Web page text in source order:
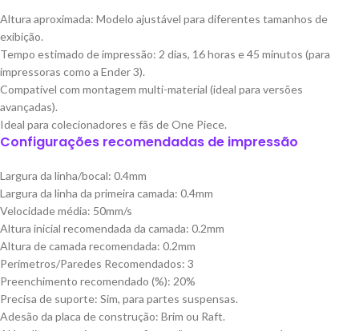
Altura aproximada: Modelo ajustável para diferentes tamanhos de
exibição.
Tempo estimado de impressão: 2 dias, 16 horas e 45 minutos (para
impressoras como a Ender 3).
Compatível com montagem multi-material (ideal para versões
avançadas).
Ideal para colecionadores e fãs de One Piece.
Configurações recomendadas de impressão
Largura da linha/bocal: 0.4mm
Largura da linha da primeira camada: 0.4mm
Velocidade média: 50mm/s
Altura inicial recomendada da camada: 0.2mm
Altura de camada recomendada: 0.2mm
Perímetros/Paredes Recomendados: 3
Preenchimento recomendado (%): 20%
Precisa de suporte: Sim, para partes suspensas.
Adesão da placa de construção: Brim ou Raft.